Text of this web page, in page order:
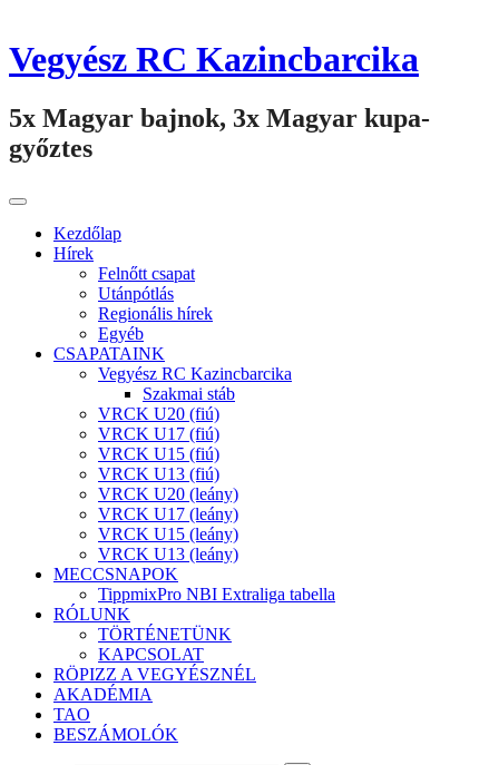
Vegyész RC Kazincbarcika
5x Magyar bajnok, 3x Magyar kupa-
győztes
Kezdőlap
Hírek
Felnőtt csapat
Utánpótlás
Regionális hírek
Egyéb
CSAPATAINK
Vegyész RC Kazincbarcika
Szakmai stáb
VRCK U20 (fiú)
VRCK U17 (fiú)
VRCK U15 (fiú)
VRCK U13 (fiú)
VRCK U20 (leány)
VRCK U17 (leány)
VRCK U15 (leány)
VRCK U13 (leány)
MECCSNAPOK
TippmixPro NBI Extraliga tabella
RÓLUNK
TÖRTÉNETÜNK
KAPCSOLAT
RÖPIZZ A VEGYÉSZNÉL
AKADÉMIA
TAO
BESZÁMOLÓK